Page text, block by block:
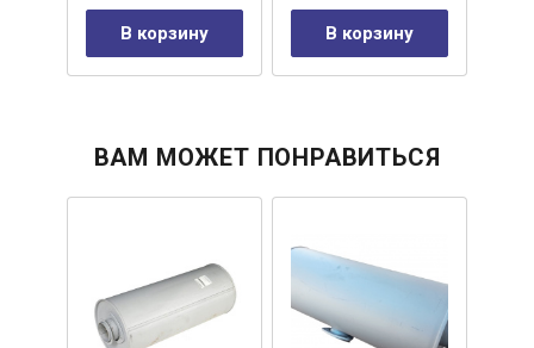
В корзину В корзину
ВАМ МОЖЕТ ПОНРАВИТЬСЯ